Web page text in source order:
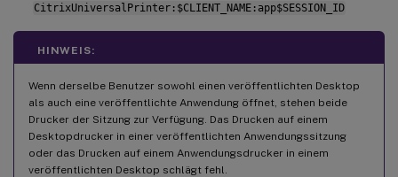
CitrixUniversalPrinter:$CLIENT_NAME:app$SESSION_ID
HINWEIS:
Wenn derselbe Benutzer sowohl einen veröffentlichten Desktop
als auch eine veröffentlichte Anwendung öffnet, stehen beide
Drucker der Sitzung zur Verfügung. Das Drucken auf einem
Desktopdrucker in einer veröffentlichten Anwendungssitzung
oder das Drucken auf einem Anwendungsdrucker in einem
veröffentlichten Desktop schlägt fehl.